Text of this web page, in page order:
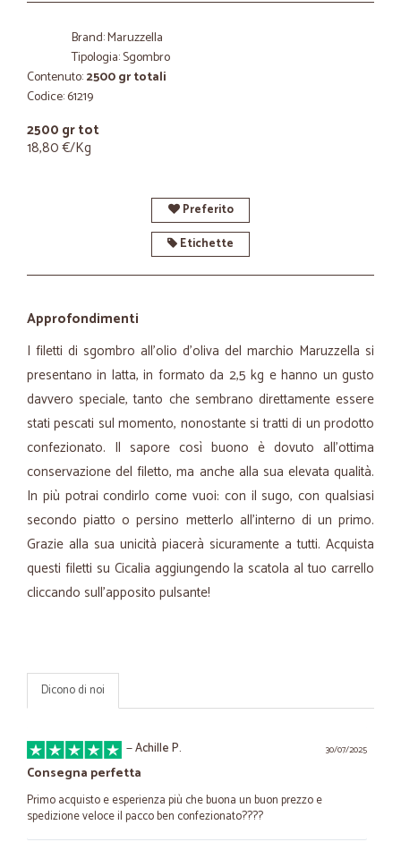
Brand: Maruzzella
Tipologia: Sgombro
Contenuto:2500 gr totali
Codice: 61219
2500 gr tot
18,80 €/Kg
Preferito
Etichette
Approfondimenti
I filetti di sgombro all’olio d’oliva del marchio Maruzzella si
presentano in latta, in formato da 2,5 kg e hanno un gusto
davvero speciale, tanto che sembrano direttamente essere
stati pescati sul momento, nonostante si tratti di un prodotto
confezionato. Il sapore così buono è dovuto all’ottima
conservazione del filetto, ma anche alla sua elevata qualità.
In più potrai condirlo come vuoi: con il sugo, con qualsiasi
secondo piatto o persino metterlo all’interno di un primo.
Grazie alla sua unicità piacerà sicuramente a tutti. Acquista
questi filetti su Cicalia aggiungendo la scatola al tuo carrello
cliccando sull’apposito pulsante!
Dicono di noi
30/07/2025
—Achille P.
Consegna perfetta
Primo acquisto e esperienza più che buona un buon prezzo e
spedizione veloce il pacco ben confezionato????